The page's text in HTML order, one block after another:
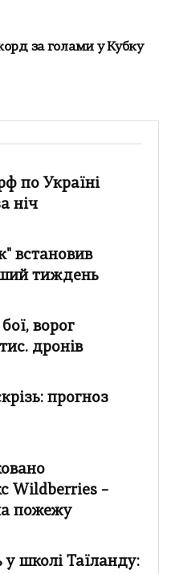
за голами у Кубку
по Україні
ніч
встановив
тиждень
ворог
дронів
прогноз
Wildberries –
пожежу
у школі Таїланду: